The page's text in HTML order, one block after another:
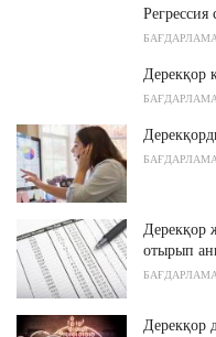
Регрессия
Дерекқор
Дерекқор
отырып
Дерекқор